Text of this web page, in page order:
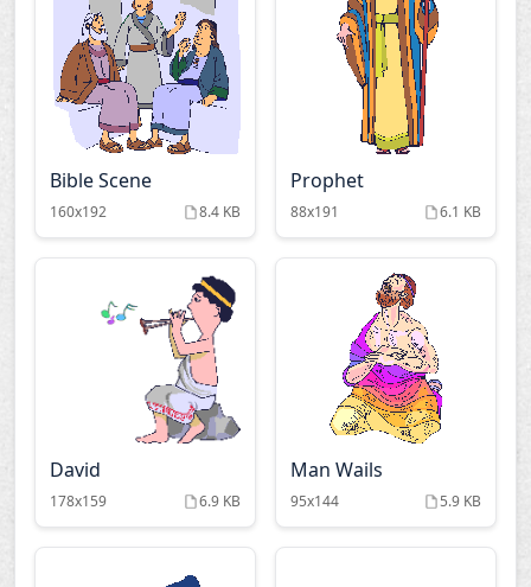
Bible Scene
160x192 8.4 KB
Prophet
88x191 6.1 KB
David
178x159 6.9 KB
Man Wails
95x144 5.9 KB